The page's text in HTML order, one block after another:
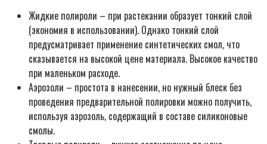
Жидкие полироли – при растекании образует тонкий слой
(экономия в использовании). Однако тонкий слой
предусматривает применение синтетических смол, что
сказывается на высокой цене материала. Высокое качество
при маленьком расходе.
Аэрозоли – простота в нанесении, но нужный блеск без
проведения предварительной полировки можно получить,
используя аэрозоль, содержащий в составе силиконовые
смолы.